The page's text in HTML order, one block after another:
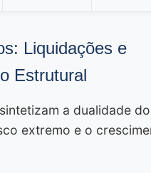
Liquidações e
Estrutural
a dualidade do
extremo e o